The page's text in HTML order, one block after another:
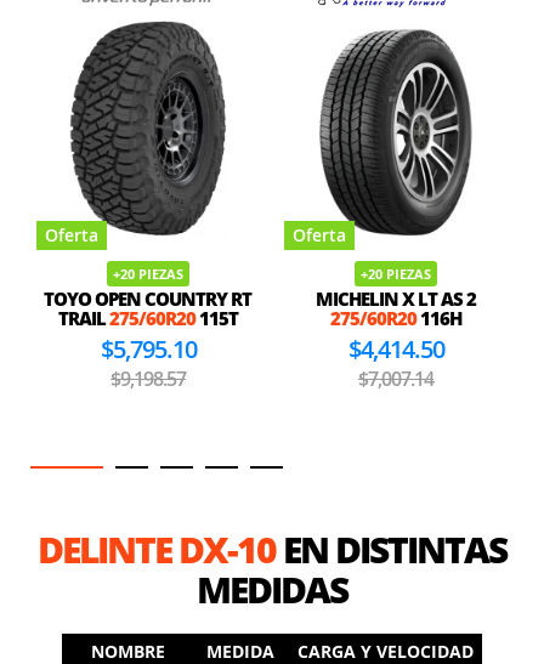
Oferta
+20 PIEZAS
TOYO OPEN COUNTRY RT
TRAIL275/60R20115T
$5,795.10
$9,198.57
Oferta
+20 PIEZAS
MICHELIN X LT AS 2
275/60R20116H
$4,414.50
$7,007.14
DELINTE DX-10EN DISTINTAS
MEDIDAS
NOMBRE MEDIDA
CARGA Y VELOCIDAD